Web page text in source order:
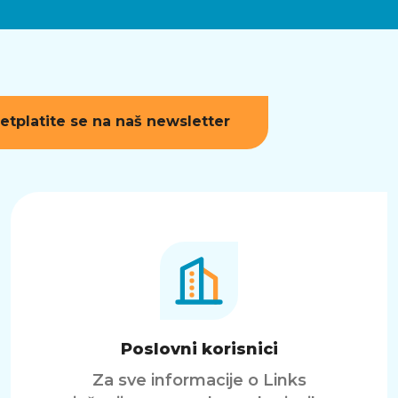
se na naš newsletter
Poslovni korisnici
Za sve informacije o Links